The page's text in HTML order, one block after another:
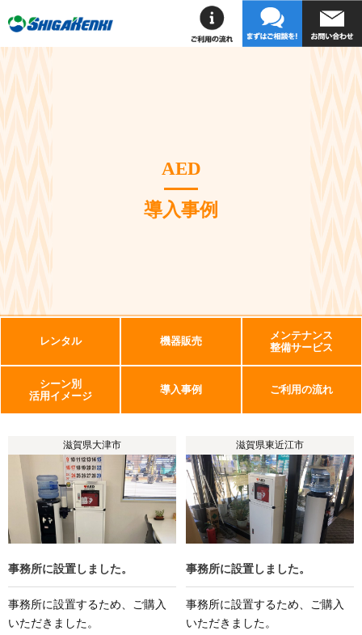
AED
導入事例
レンタル 機器販売
メンテナンス
整備サービス
シーン別
活用イメージ
導入事例 ご利用の流れ
滋賀県大津市
事務所に設置しました。
事務所に設置するため、ご購入
いただきました。
滋賀県東近江市
事務所に設置しました。
事務所に設置するため、ご購入
いただきました。